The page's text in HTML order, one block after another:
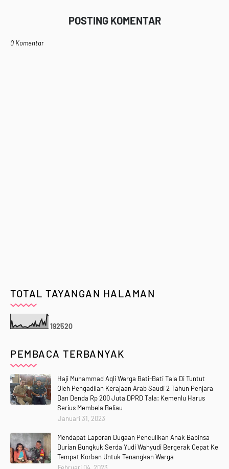
POSTING KOMENTAR
0 Komentar
TOTAL TAYANGAN HALAMAN
192520
PEMBACA TERBANYAK
Haji Muhammad Aqli Warga Bati-Bati Tala Di Tuntut
Oleh Pengadilan Kerajaan Arab Saudi 2 Tahun Penjara
Dan Denda Rp 200 Juta,DPRD Tala: Kemenlu Harus
Serius Membela Beliau
Januari 31, 2023
Mendapat Laporan Dugaan Penculikan Anak Babinsa
Durian Bungkuk Serda Yudi Wahyudi Bergerak Cepat Ke
Tempat Korban Untuk Tenangkan Warga